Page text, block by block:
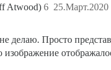
Atwood) 25.Март.2020
6
делаю. Просто
изображение